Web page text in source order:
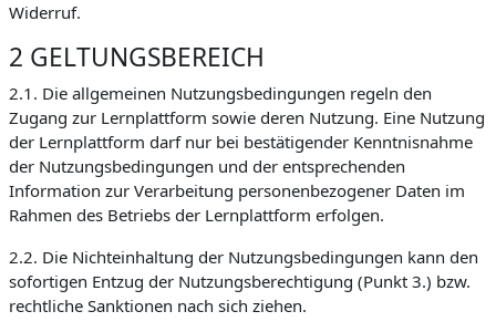
Widerruf.
2 GELTUNGSBEREICH
2.1. Die allgemeinen Nutzungsbedingungen regeln den
Zugang zur Lernplattform sowie deren Nutzung. Eine Nutzung
der Lernplattform darf nur bei bestätigender Kenntnisnahme
der Nutzungsbedingungen und der entsprechenden
Information zur Verarbeitung personenbezogener Daten im
Rahmen des Betriebs der Lernplattform erfolgen.
2.2. Die Nichteinhaltung der Nutzungsbedingungen kann den
sofortigen Entzug der Nutzungsberechtigung (Punkt 3.) bzw.
rechtliche Sanktionen nach sich ziehen.